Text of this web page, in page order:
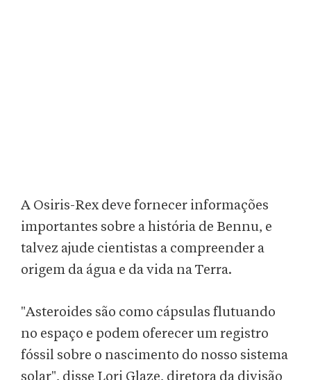
A Osiris-Rex deve fornecer informações
importantes sobre a história de Bennu, e
talvez ajude cientistas a compreender a
origem da água e da vida na Terra.
"Asteroides são como cápsulas flutuando
no espaço e podem oferecer um registro
fóssil sobre o nascimento do nosso sistema
solar", disse Lori Glaze, diretora da divisão